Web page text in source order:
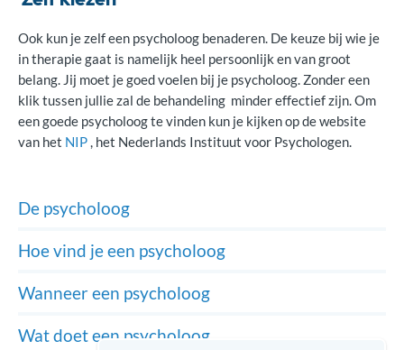
Ook kun je zelf een psycholoog benaderen. De keuze bij wie je
in therapie gaat is namelijk heel persoonlijk en van groot
belang. Jij moet je goed voelen bij je psycholoog. Zonder een
klik tussen jullie zal de behandeling minder effectief zijn. Om
een goede psycholoog te vinden kun je kijken op de website
van het NIP, het Nederlands Instituut voor Psychologen.
De psycholoog
Hoe vind je een psycholoog
Wanneer een psycholoog
Wat doet een psycholoog